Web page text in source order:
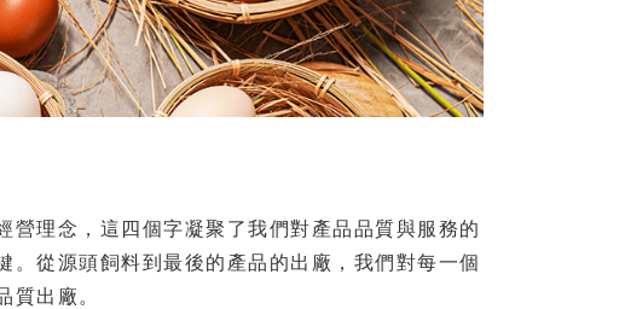
理念，這四個字凝聚了我們對產品品質與服務的
從源頭飼料到最後的產品的出廠，我們對每一個
質出廠。